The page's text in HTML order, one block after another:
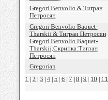
Gregori Benvolio & Тигран
Петросян
Gregori Benvolio Baquet-
Tharskii & Тигран Петросян
Gregori Benvolio Baquet-
Tharskii;Скрипка:Тигран
Петросян
Gregorian
1 2 3 4 5 6 7 8 9 10 11